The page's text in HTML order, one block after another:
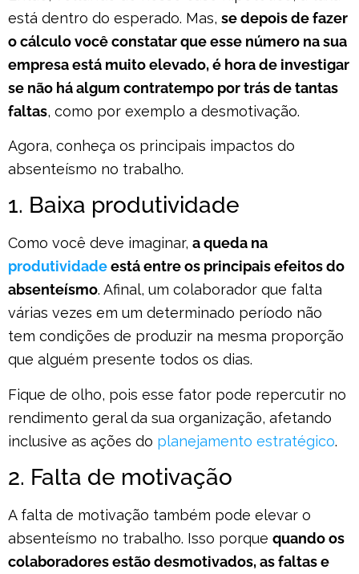
está dentro do esperado. Mas, se depois de fazer
o cálculo você constatar que esse número na sua
empresa está muito elevado, é hora de investigar
se não há algum contratempo por trás de tantas
faltas, como por exemplo a desmotivação.
Agora, conheça os principais impactos do
absenteísmo no trabalho.
1. Baixa produtividade
Como você deve imaginar, a queda na
produtividadeestá entre os principais efeitos do
absenteísmo. Afinal, um colaborador que falta
várias vezes em um determinado período não
tem condições de produzir na mesma proporção
que alguém presente todos os dias.
Fique de olho, pois esse fator pode repercutir no
rendimento geral da sua organização, afetando
inclusive as ações do planejamento estratégico.
2. Falta de motivação
A falta de motivação também pode elevar o
absenteísmo no trabalho. Isso porque quando os
colaboradores estão desmotivados, as faltas e